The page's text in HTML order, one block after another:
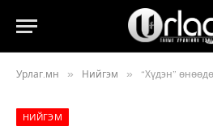
Урлаг.мн » Нийгэм » “Хүдэн”
НИЙГЭМ